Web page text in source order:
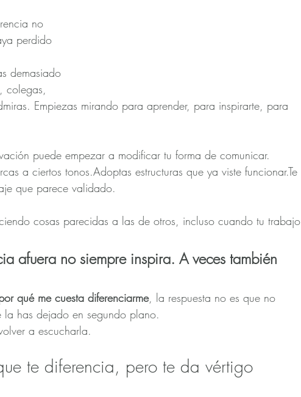
no
perdido
demasiado
colegas,
Empiezas mirando para aprender, para inspirarte, para
puede empezar a modificar tu forma de comunicar.
a ciertos tonos.Adoptas estructuras que ya viste funcionar.Te
que parece validado.
cosas parecidas a las de otros, incluso cuando tu trabajo
afuera no siempre inspira. A veces también
qué me cuesta diferenciarme, la respuesta no es que no
has dejado en segundo plano.
a escucharla.
te diferencia, pero te da vértigo